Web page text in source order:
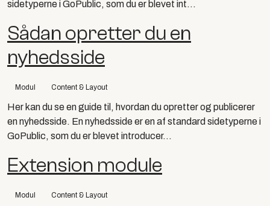
sidetyperne i GoPublic, som du er blevet int...
Sådan opretter du en
nyhedsside
Modul Content & Layout
Her kan du se en guide til, hvordan du opretter og publicerer
en nyhedsside. En nyhedsside er en af standard sidetyperne i
GoPublic, som du er blevet introducer...
Extension module
Modul Content & Layout